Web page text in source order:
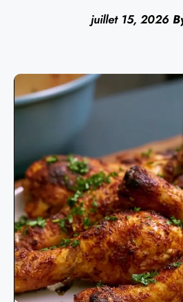
juillet 15, 2026